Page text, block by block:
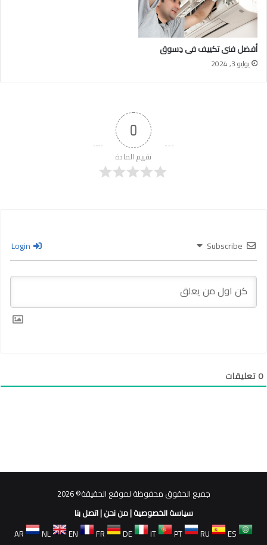
أفضل فنى تكييف فى دِسوق
يوليو 3, 2024
0
تقييم المادة
Subscribe
0تعليقات
جميع الحقوق محفوظة لموقع الحقيقة© 2026
سياسة الخصوصية|من نحن|اتصل بنا
AR
NL EN FR DE IT PT RU ES